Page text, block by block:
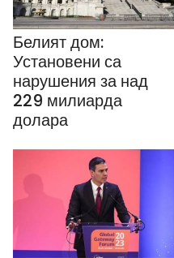
Белият дом:
Установени са
нарушения за над
229 милиарда
долара